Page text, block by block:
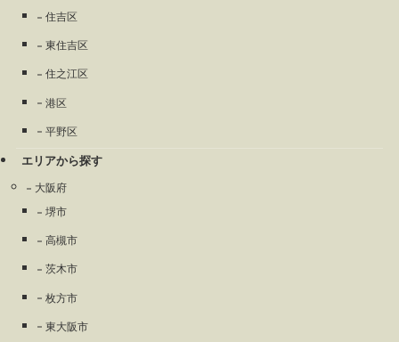
住吉区
東住吉区
住之江区
港区
平野区
エリアから探す
大阪府
堺市
高槻市
茨木市
枚方市
東大阪市